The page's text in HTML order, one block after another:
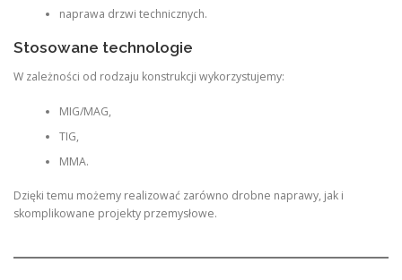
naprawa drzwi technicznych.
Stosowane technologie
W zależności od rodzaju konstrukcji wykorzystujemy:
MIG/MAG,
TIG,
MMA.
Dzięki temu możemy realizować zarówno drobne naprawy, jak i
skomplikowane projekty przemysłowe.